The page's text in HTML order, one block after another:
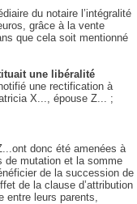
du notaire l’intégralité
grâce à la vente
que cela soit mentionné
une libéralité
une rectification à
X..., épouse Z... ;
donc été amenées à
de mutation et la somme
de la succession de
de la clause d’attribution
entre leurs parents,